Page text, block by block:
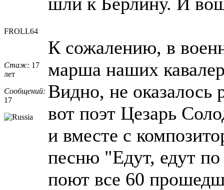
FROLL64
Стаж: 17
лет
Сообщений:
17
К сожалению, в
марша наших
Видно, не оказалось
вот поэт Цезарь
и вместе с
песню "Едут, едут
поют все 60